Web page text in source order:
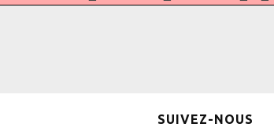
SUIVEZ-NOUS